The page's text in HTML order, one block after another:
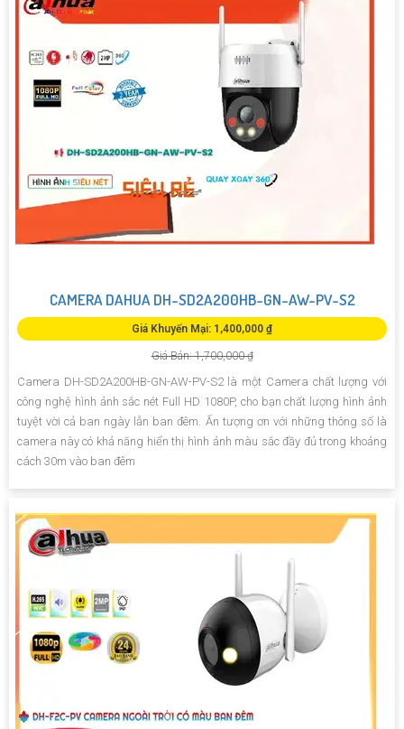
CAMERA DAHUA DH-SD2A200HB-GN-AW-PV-S2
Giá Khuyến Mại: 1,400,000 ₫
Giá Bán: 1,700,000 ₫
Camera DH-SD2A200HB-GN-AW-PV-S2 là một Camera chất lượng với
công nghệ hình ảnh sắc nét Full HD 1080P, cho bạn chất lượng hình ảnh
tuyệt vời cả ban ngày lẫn ban đêm. Ấn tượng ơn với những thông số là
camera này có khả năng hiển thị hình ảnh màu sắc đầy đủ trong khoảng
cách 30m vào ban đêm